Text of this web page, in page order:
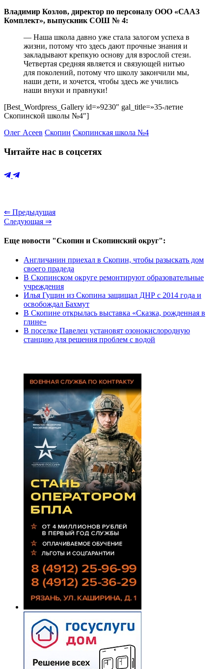
Владимир Козлов, директор по персоналу ООО «СААЗ
Комплект», выпускник СОШ № 4:
— Наша школа давно уже стала залогом успеха в
жизни, потому что здесь дают прочные знания и
закладывают крепкую основу для взрослой стези.
Четвертая средняя является и связующей нитью
для поколений, потому что школу закончили мы,
наши дети, и хочется, чтобы здесь же учились
наши внуки и правнуки!
[Best_Wordpress_Gallery id=»9230″ gal_title=»35-летие
Скопинской школы №4″]
Олег Асеев Скопин Скопинская школа №4
Читайте нас в соцсетях
⇐ Предыдущая
Следующая ⇒
Еще новости "Скопин и Скопинский округ":
Англичанин приехал в Скопин, чтобы разыскать дом
своего прадеда
В Скопинском округе ремонтируют образовательные
учреждения
Илья Гущин из Скопина защищал ДНР с 2014 года и
освобождал Бахмут
В Скопине открылась выставка «Сказка, рожденная в
глине»
В поселке Павелец установят озонокислородную
станцию для решения проблем с водой